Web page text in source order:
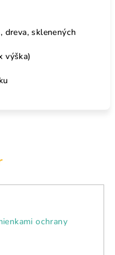
dreva, sklenených
výška)
ochrany